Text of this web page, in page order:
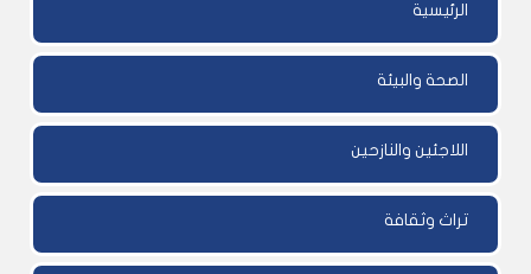
الرئيسية
الصحة والبيئة
اللاجئين والنازحين
تراث وثقافة